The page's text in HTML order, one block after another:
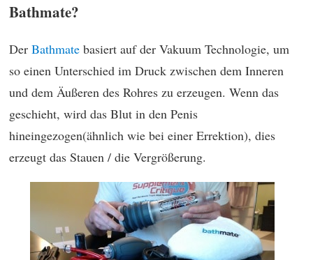
Bathmate?
Der Bathmate basiert auf der Vakuum Technologie, um
so einen Unterschied im Druck zwischen dem Inneren
und dem Äußeren des Rohres zu erzeugen. Wenn das
geschieht, wird das Blut in den Penis
hineingezogen(ähnlich wie bei einer Errektion), dies
erzeugt das Stauen / die Vergrößerung.